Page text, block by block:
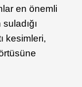
en önemli
kesimleri,